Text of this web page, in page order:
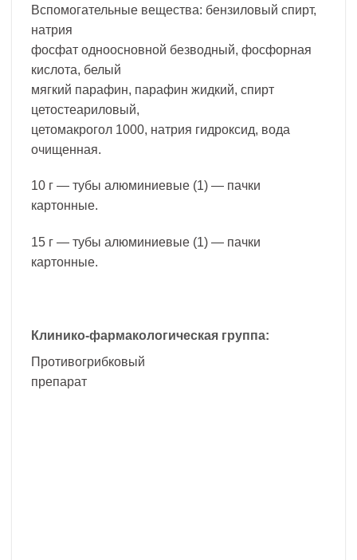
Вспомогательные вещества: бензиловый спирт,
натрия
фосфат одноосновной безводный, фосфорная
кислота, белый
мягкий парафин, парафин жидкий, спирт
цетостеариловый,
цетомакрогол 1000, натрия гидроксид, вода
очищенная.
10 г — тубы алюминиевые (1) — пачки
картонные.
15 г — тубы алюминиевые (1) — пачки
картонные.
Клинико-фармакологическая группа:
Противогрибковый
препарат